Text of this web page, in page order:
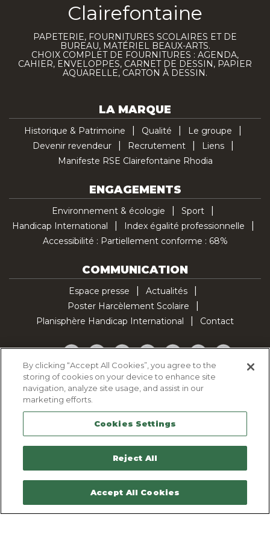
Clairefontaine
PAPETERIE, FOURNITURES SCOLAIRES ET DE
BUREAU, MATÉRIEL BEAUX-ARTS.
CHOIX COMPLET DE FOURNITURES : AGENDA,
CAHIER, ENVELOPPES, CARNET DE DESSIN, PAPIER
AQUARELLE, CARTON À DESSIN.
LA MARQUE
Historique & Patrimoine Qualité
Le groupe
Devenir revendeur
Recrutement
Liens
Manifeste RSE Clairefontaine Rhodia
ENGAGEMENTS
Environnement & écologie
Sport
Handicap International
Index égalité professionnelle
Accessibilité : Partiellement conforme : 68%
COMMUNICATION
Espace presse
Actualités
Poster Harcèlement Scolaire
Planisphère Handicap International
Contact
Facebook
TwitterYouTubePinterestInstagramLinkedInTikTok
Politique d'utilisation des cookies
Politique de confidentialité
Mentions légales
Plan du site
Contactez-nous
By clicking “Accept All Cookies”, you agree to the
storing of cookies on your device to enhance site
navigation, analyze site usage, and assist in our
marketing efforts.
Cookies Settings
Reject All
Accept All Cookies